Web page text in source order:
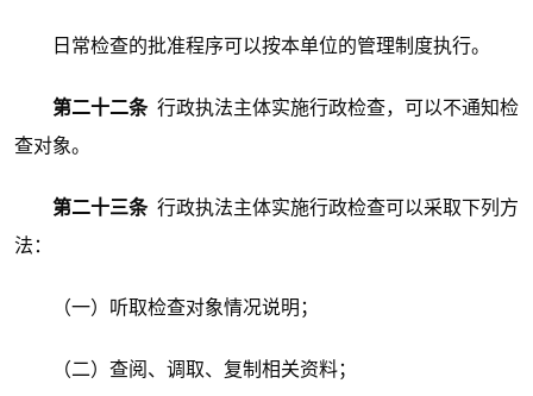
日常检查的批准程序可以按本单位的管理制度执行。
第二十二条 行政执法主体实施行政检查，可以不通知检
查对象。
第二十三条 行政执法主体实施行政检查可以采取下列方
法：
（一）听取检查对象情况说明；
（二）查阅、调取、复制相关资料；